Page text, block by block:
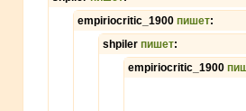
empiriocritic_1900 пишет:
shpiler пишет:
empiriocritic_1900